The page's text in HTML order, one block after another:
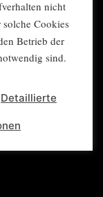
67
mex.de
nicht
Cookies
Betrieb der
sind.
Detaillierte